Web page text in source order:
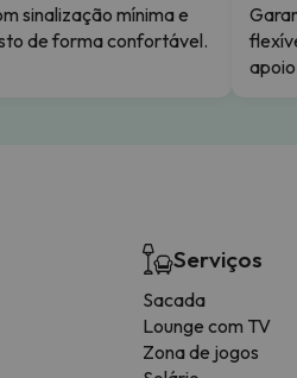
sinalização mínima e
de forma confortável.
Serviços
Sacada
Lounge com TV
Zona de jogos